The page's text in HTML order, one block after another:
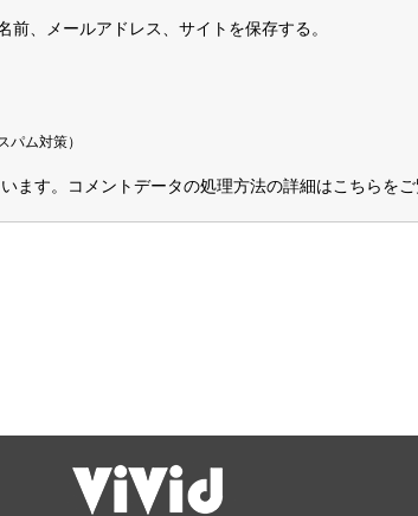
、メールアドレス、サイトを保存する。
パム対策）
ます。 コメントデータの処理方法の詳細はこちらを